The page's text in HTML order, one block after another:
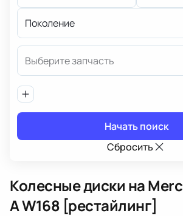
Поколение
Выберите запчасть
Начать поиск
Сбросить
Колесные диски на
A W168 [рестайлинг]